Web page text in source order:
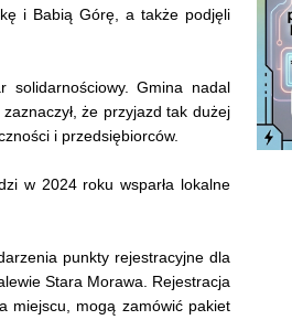
i Babią Górę, a także podjęli
solidarnościowy. Gmina nadal
zaznaczył, że przyjazd tak dużej
i przedsiębiorców.
w 2024 roku wsparła lokalne
punkty rejestracyjne dla
Stara Morawa. Rejestracja
miejscu, mogą zamówić pakiet